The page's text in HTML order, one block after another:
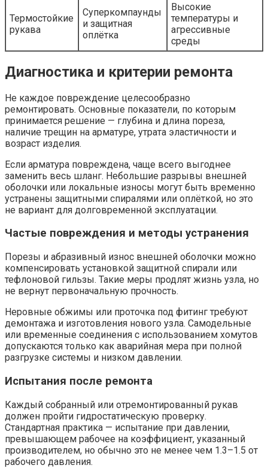
Термостойкие
рукава
Суперкомпаунды
и защитная
оплётка
Высокие
температуры и
агрессивные
среды
Диагностика и критерии ремонта
Не каждое повреждение целесообразно
ремонтировать. Основные показатели, по которым
принимается решение — глубина и длина пореза,
наличие трещин на арматуре, утрата эластичности и
возраст изделия.
Если арматура повреждена, чаще всего выгоднее
заменить весь шланг. Небольшие разрывы внешней
оболочки или локальные износы могут быть временно
устранены защитными спиралями или оплёткой, но это
не вариант для долговременной эксплуатации.
Частые повреждения и методы устранения
Порезы и абразивный износ внешней оболочки можно
компенсировать установкой защитной спирали или
тефлоновой гильзы. Такие меры продлят жизнь узла, но
не вернут первоначальную прочность.
Неровные обжимы или проточка под фитинг требуют
демонтажа и изготовления нового узла. Самодельные
или временные соединения с использованием хомутов
допускаются только как аварийная мера при полной
разгрузке системы и низком давлении.
Испытания после ремонта
Каждый собранный или отремонтированный рукав
должен пройти гидростатическую проверку.
Стандартная практика — испытание при давлении,
превышающем рабочее на коэффициент, указанный
производителем, но обычно это не менее чем 1.3–1.5 от
рабочего давления.